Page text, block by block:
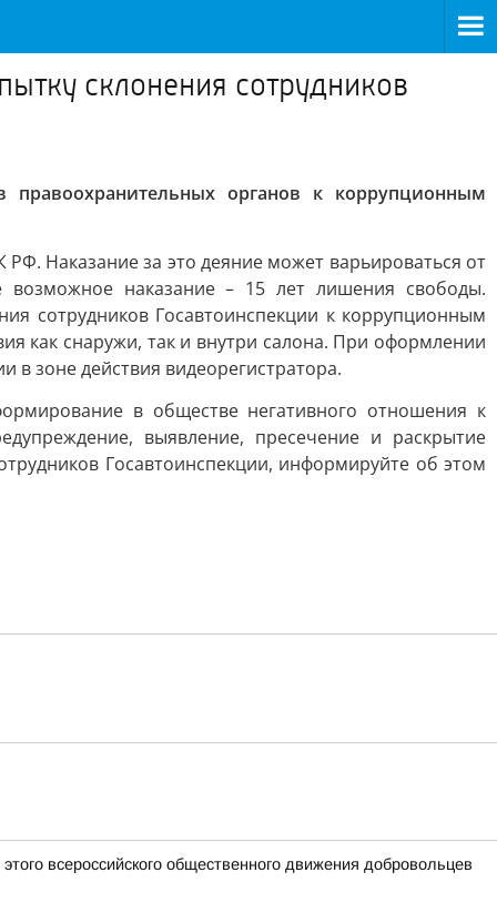
склонения сотрудников
правоохранительных органов к коррупционным
РФ. Наказание за это деяние может варьироваться от
возможное наказание – 15 лет лишения свободы.
сотрудников Госавтоинспекции к коррупционным
как снаружи, так и внутри салона. При оформлении
зоне действия видеорегистратора.
в обществе негативного отношения к
выявление, пресечение и раскрытие
Госавтоинспекции, информируйте об этом
всероссийского общественного движения добровольцев